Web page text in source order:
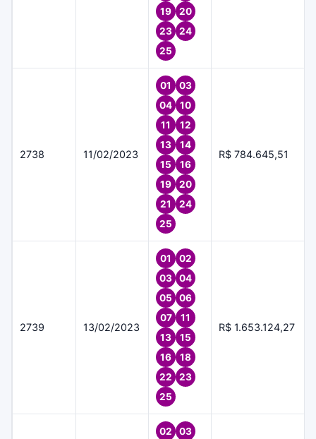
19
20
23
24
25
2738 11/02/2023
01
03
04
10
11
12
13
14
15
16
19
20
21
24
25
R$ 784.645,51
2739 13/02/2023
01
02
03
04
05
06
07
11
13
15
16
18
22
23
25
R$ 1.653.124,27
02
03